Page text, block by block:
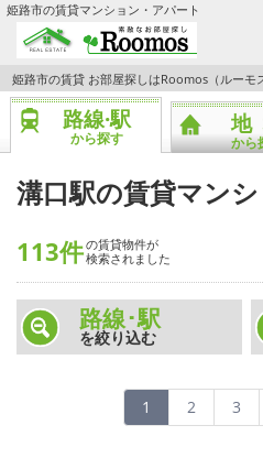
姫路市の賃貸マンション・アパート
TOPページ
ファミリー向けの部屋を探す
一人暮らし向けの部屋を探す
ペットと暮らせる部屋を探す
カップル向けの部屋を探す
敷金礼金0円の部屋を探す
都市ガス&オール電化の部屋
姫路市の賃貸 お部屋探しはRoomos（ルーモ
路線·駅
から探す
地
から
溝口駅の賃貸マン
113件の賃貸物件が
検索されました
路線･駅
を絞り込む
1 2 3